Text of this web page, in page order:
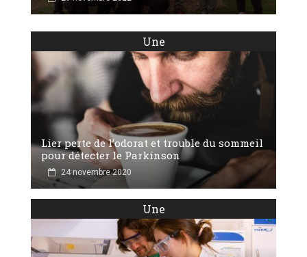
Une
Lier perte de l’odorat et trouble du sommeil
pour détecter le Parkinson
24 novembre 2020
Une